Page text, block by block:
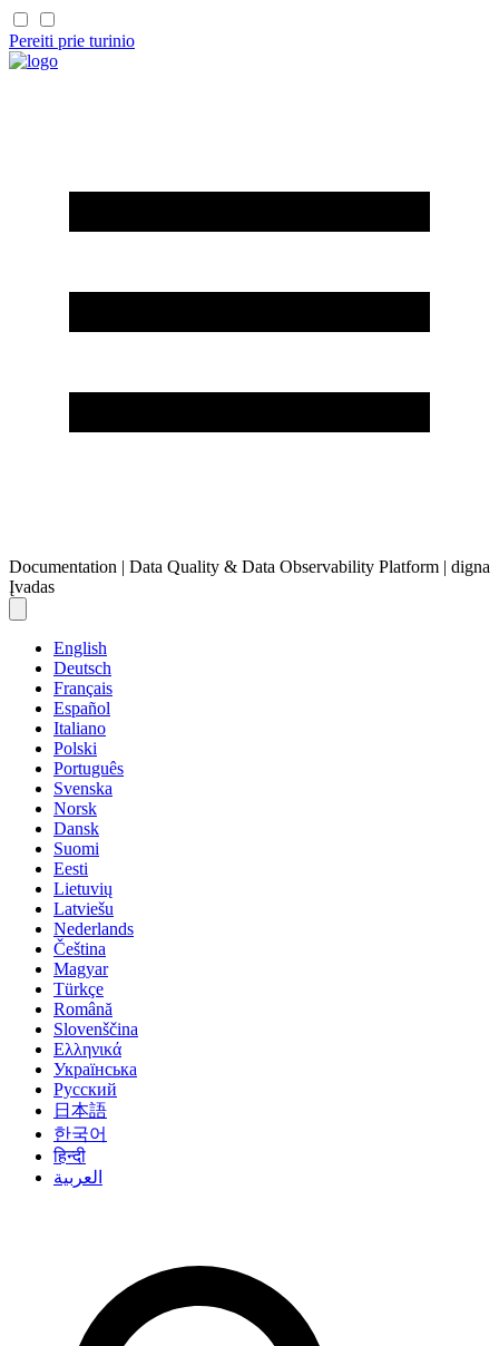
Pereiti prie turinio
Documentation | Data Quality & Data Observability Platform | digna
Įvadas
English
Deutsch
Français
Español
Italiano
Polski
Português
Svenska
Norsk
Dansk
Suomi
Eesti
Lietuvių
Latviešu
Nederlands
Čeština
Magyar
Türkçe
Română
Slovenščina
Ελληνικά
Українська
Русский
日本語
한국어
हिन्दी
العربية